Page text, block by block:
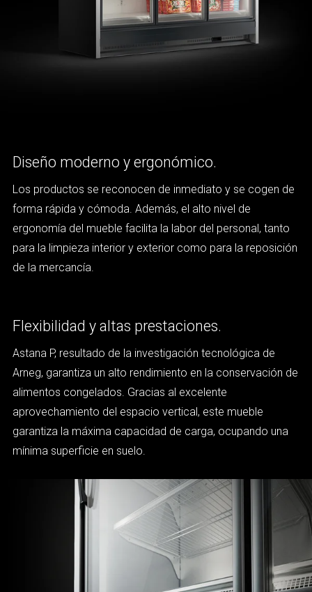
Diseño moderno y ergonómico.
Los productos se reconocen de inmediato y se cogen de
forma rápida y cómoda. Además, el alto nivel de
ergonomía del mueble facilita la labor del personal, tanto
para la limpieza interior y exterior como para la reposición
de la mercancía.
Flexibilidad y altas prestaciones.
Astana P, resultado de la investigación tecnológica de
Arneg, garantiza un alto rendimiento en la conservación de
alimentos congelados. Gracias al excelente
aprovechamiento del espacio vertical, este mueble
garantiza la máxima capacidad de carga, ocupando una
mínima superficie en suelo.